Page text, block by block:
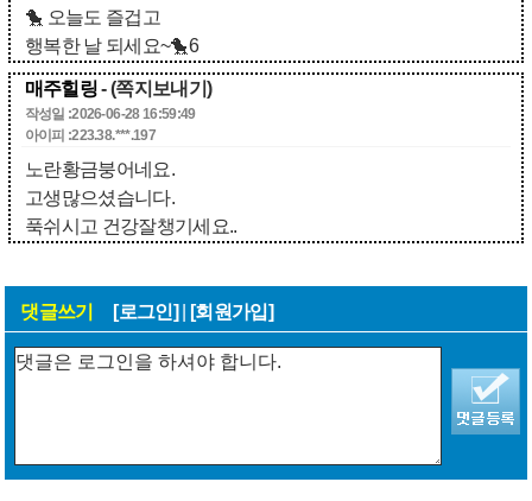
🐤 오늘도 즐겁고
행복한 날 되세요~🐤6
매주힐링- (쪽지보내기)
작성일 :2026-06-28 16:59:49
아이피 :223.38.***.197
노란황금붕어네요.
고생많으셨습니다.
푹쉬시고 건강잘챙기세요..
댓글쓰기 [로그인] [회원가입]